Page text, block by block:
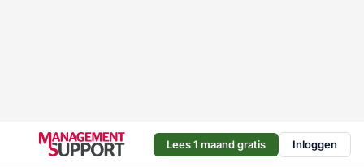
Lees 1 maand gratis Inloggen